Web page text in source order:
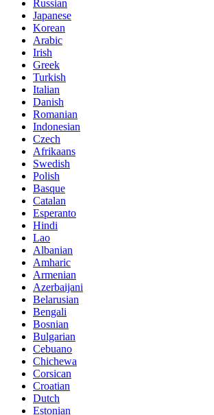
Russian
Japanese
Korean
Arabic
Irish
Greek
Turkish
Italian
Danish
Romanian
Indonesian
Czech
Afrikaans
Swedish
Polish
Basque
Catalan
Esperanto
Hindi
Lao
Albanian
Amharic
Armenian
Azerbaijani
Belarusian
Bengali
Bosnian
Bulgarian
Cebuano
Chichewa
Corsican
Croatian
Dutch
Estonian